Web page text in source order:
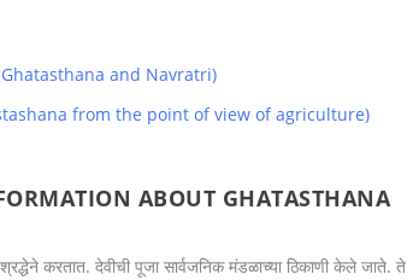
Ghatasthana and Navratri)
from the point of view of agriculture)
ABOUT GHATASTHANA
करतात. देवीची पूजा सार्वजनिक मंडळाच्या ठिकाणी केले जाते. ते